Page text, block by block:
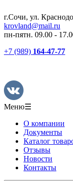
г.Сочи, ул.
krovland@mail.ru
пн-пятн. 09.00 -
+7 (989) 164-47-77
Меню☰
О компании
Документы
Каталог
Отзывы
Новости
Контакты